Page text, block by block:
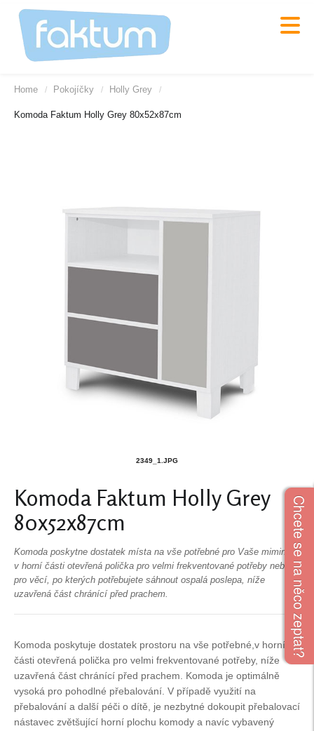
Home / Pokojíčky / Holly Grey /
Komoda Faktum Holly Grey 80x52x87cm
2349_1.JPG
Komoda Faktum Holly Grey
80x52x87cm
Komoda poskytne dostatek místa na vše potřebné pro Vaše miminko,
v horní části otevřená polička pro velmi frekventované potřeby nebo
pro věcí, po kterých potřebujete sáhnout ospalá poslepa, níže
uzavřená část chránící před prachem.
Komoda poskytuje dostatek prostoru na vše potřebné,v horní
části otevřená polička pro velmi frekventované potřeby, níže
uzavřená část chránící před prachem. Komoda je optimálně
vysoká pro pohodlné přebalování. V případě využití na
přebalování a další péči o dítě, je nezbytné dokoupit přebalovací
nástavec zvětšující horní plochu komody a navíc vybavený
Chcete se na něco zeptat?